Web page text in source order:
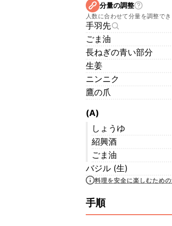
分量の調整
人数に合わせて分量を調整で
手羽先
ごま油
長ねぎの青い部分
生姜
ニンニク
鷹の爪
(A)
しょうゆ
紹興酒
ごま油
バジル (生)
料理を安全に楽しむため
手順